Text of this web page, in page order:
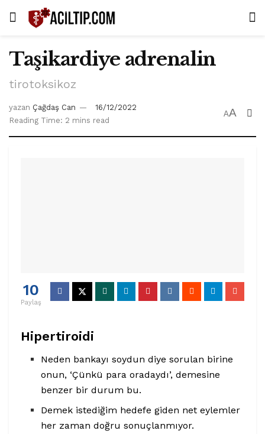
Taşikardiye adrenalin
tirotoksikoz
yazan Çağdaş Can
16/12/2022
Reading Time: 2 mins read
AA
10
Paylaş
Hipertiroidi
Neden bankayı soydun diye sorulan birine
onun, ‘Çünkü para oradaydı’, demesine
benzer bir durum bu.
Demek istediğim hedefe giden net eylemler
her zaman doğru sonuçlanmıyor.